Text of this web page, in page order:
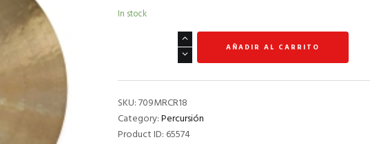
In stock
quantity
AÑADIR AL CARRITO
SKU:709MRCR18
Category:Percursión
Product ID: 65574